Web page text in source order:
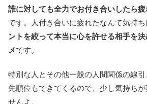
誰に対しても全力でお付き合いしたら
です。人付き合いに疲れたなんて気持ち
ントを絞って本当に心を許せる相手を
メです。
特別な人とその他一般の人間関係の線
先順位もできてくるので、少し気持ち
せんよ。